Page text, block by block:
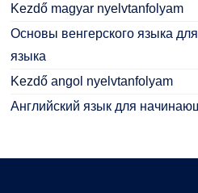
Kezdő magyar nyelvtanfolyam
Основы венгерского языка
языка
Kezdő angol nyelvtanfolyam
Английский язык для